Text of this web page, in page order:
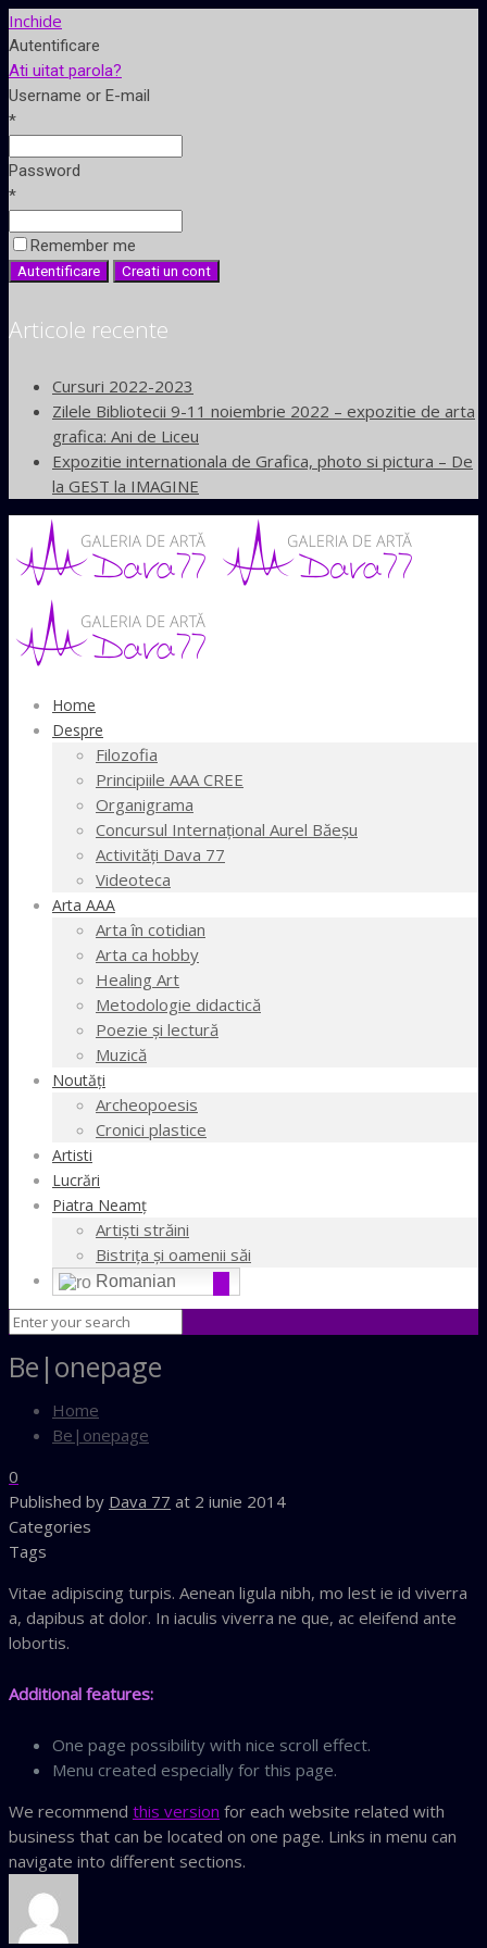
Inchide
Autentificare
Ati uitat parola?
Username or E-mail
*
Password
*
Remember me
Articole recente
Cursuri 2022-2023
Zilele Bibliotecii 9-11 noiembrie 2022 – expozitie de arta
grafica: Ani de Liceu
Expozitie internationala de Grafica, photo si pictura – De
la GEST la IMAGINE
Home
Despre
Filozofia
Principiile AAA CREE
Organigrama
Concursul Internaţional Aurel Băeşu
Activităţi Dava 77
Videoteca
Arta AAA
Arta în cotidian
Arta ca hobby
Healing Art
Metodologie didactică
Poezie şi lectură
Muzică
Noutăţi
Archeopoesis
Cronici plastice
Artisti
Lucrări
Piatra Neamţ
Artişti străini
Bistriţa şi oamenii săi
Romanian
Be|onepage
Home
Be|onepage
0
Published by Dava 77 at 2 iunie 2014
Categories
Tags
Vitae adipiscing turpis. Aenean ligula nibh, mo lest ie id viverra
a, dapibus at dolor. In iaculis viverra ne que, ac eleifend ante
lobortis.
Additional features:
One page possibility with nice scroll effect.
Menu created especially for this page.
We recommend this version for each website related with
business that can be located on one page. Links in menu can
navigate into different sections.